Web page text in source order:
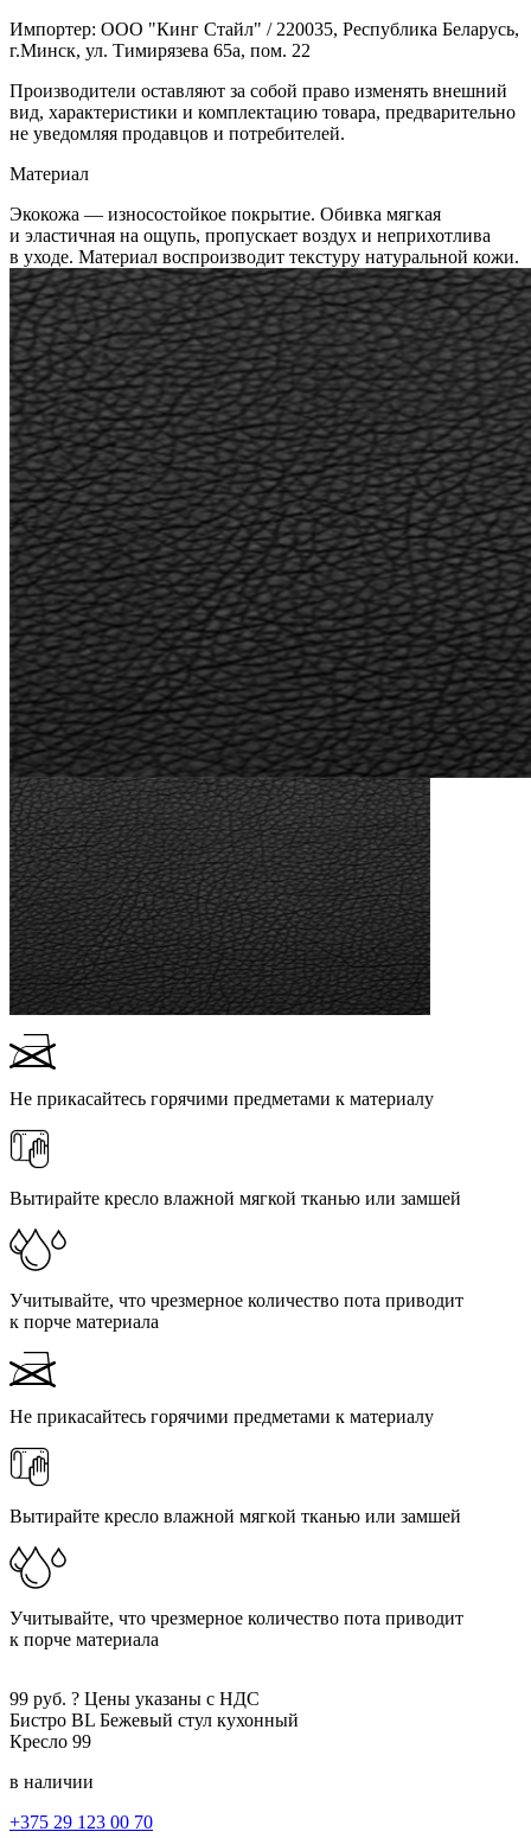
Импортер: ООО "Кинг Стайл" / 220035, Республика Беларусь,
г.Минск, ул. Тимирязева 65а, пом. 22
Производители оставляют за собой право изменять внешний
вид, характеристики и комплектацию товара, предварительно
не уведомляя продавцов и потребителей.
Материал
Экокожа — износостойкое покрытие. Обивка мягкая
и эластичная на ощупь, пропускает воздух и неприхотлива
в уходе. Материал воспроизводит текстуру натуральной кожи.
Не прикасайтесь горячими предметами к материалу
Вытирайте кресло влажной мягкой тканью или замшей
Учитывайте, что чрезмерное количество пота приводит
к порче материала
Не прикасайтесь горячими предметами к материалу
Вытирайте кресло влажной мягкой тканью или замшей
Учитывайте, что чрезмерное количество пота приводит
к порче материала
99 руб. ? Цены указаны с НДС
Бистро BL Бежевый стул кухонный
Кресло 99
в наличии
+375 29 123 00 70